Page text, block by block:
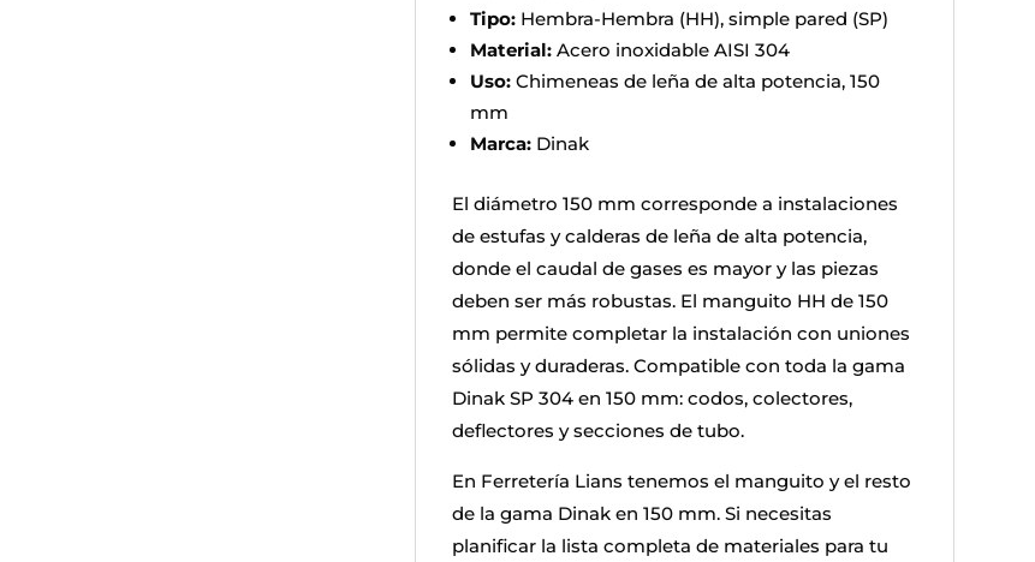
Tipo:Hembra-Hembra (HH), simple pared (SP)
Material:Acero inoxidable AISI 304
Uso:Chimeneas de leña de alta potencia, 150
mm
Marca:Dinak
El diámetro 150 mm corresponde a instalaciones
de estufas y calderas de leña de alta potencia,
donde el caudal de gases es mayor y las piezas
deben ser más robustas. El manguito HH de 150
mm permite completar la instalación con uniones
sólidas y duraderas. Compatible con toda la gama
Dinak SP 304 en 150 mm: codos, colectores,
deflectores y secciones de tubo.
En Ferretería Lians tenemos el manguito y el resto
de la gama Dinak en 150 mm. Si necesitas
planificar la lista completa de materiales para tu